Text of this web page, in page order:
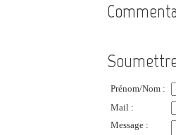
Prénom/Nom :
Mail :
Message :